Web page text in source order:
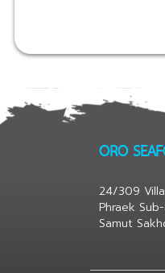
ORO
24/309
Phraek
Samut